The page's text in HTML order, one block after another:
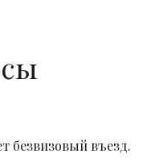
безвизовый въезд.